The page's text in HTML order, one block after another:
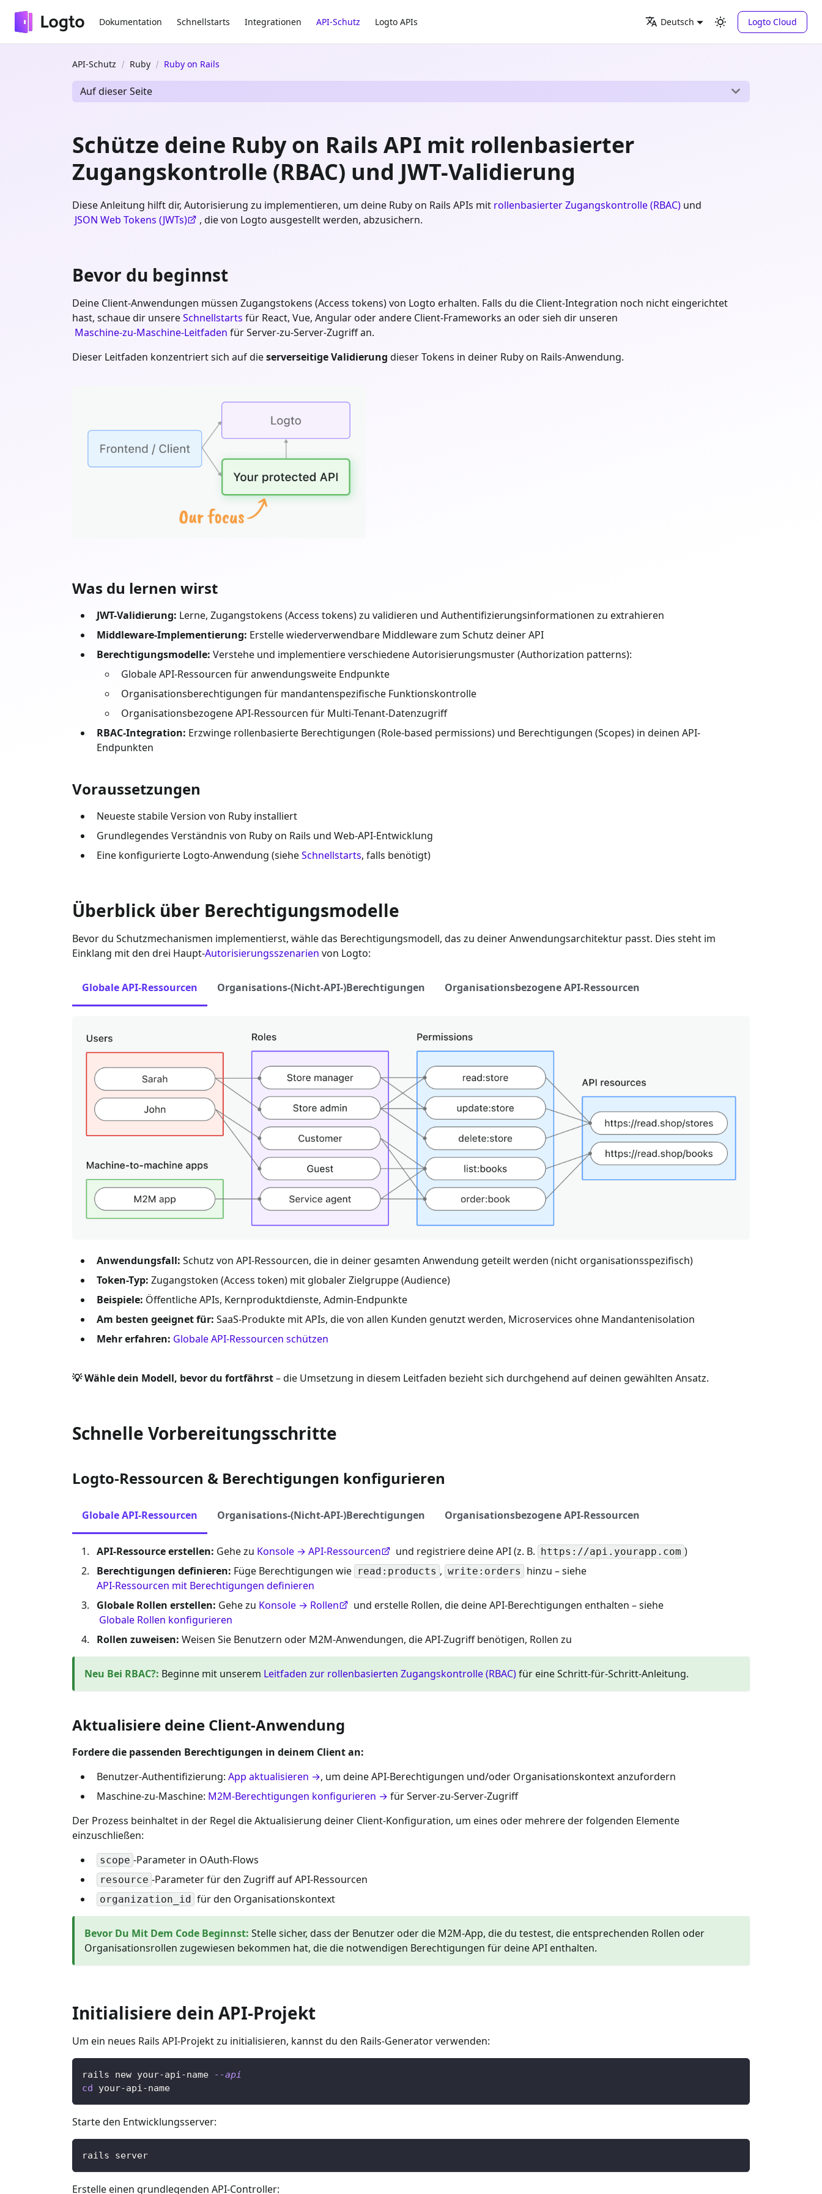
Dokumentation Schnellstarts Integrationen API-Schutz Logto APIs Deutsch Logto Cloud
API-Schutz Ruby Ruby on Rails
Auf dieser Seite
Schütze deine Ruby on Rails API mit rollenbasierter
Zugangskontrolle (RBAC) und JWT-Validierung
Diese Anleitung hilft dir, Autorisierung zu implementieren, um deine Ruby on Rails APIs mit rollenbasierter Zugangskontrolle (RBAC) und
JSON Web Tokens (JWTs)
, die von Logto ausgestellt werden, abzusichern.
Bevor du beginnst
Deine Client-Anwendungen müssen Zugangstokens (Access tokens) von Logto erhalten. Falls du die Client-Integration noch nicht eingerichtet
hast, schaue dir unsereSchnellstarts für React, Vue, Angular oder andere Client-Frameworks an oder sieh dir unseren
Maschine-zu-Maschine-Leitfaden für Server-zu-Server-Zugriff an.
Dieser Leitfaden konzentriert sich auf dieserverseitige Validierung dieser Tokens in deiner Ruby on Rails-Anwendung.
Was du lernen wirst
JWT-Validierung: Lerne, Zugangstokens (Access tokens) zu validieren und Authentifizierungsinformationen zu extrahieren
Middleware-Implementierung: Erstelle wiederverwendbare Middleware zum Schutz deiner API
Berechtigungsmodelle: Verstehe und implementiere verschiedene Autorisierungsmuster (Authorization patterns):
Globale API-Ressourcen für anwendungsweite Endpunkte
Organisationsberechtigungen für mandantenspezifische Funktionskontrolle
Organisationsbezogene API-Ressourcen für Multi-Tenant-Datenzugriff
RBAC-Integration: Erzwinge rollenbasierte Berechtigungen (Role-based permissions) und Berechtigungen (Scopes) in deinen API-
Endpunkten
Voraussetzungen
Neueste stabile Version von Ruby installiert
Grundlegendes Verständnis von Ruby on Rails und Web-API-Entwicklung
Eine konfigurierte Logto-Anwendung (sieheSchnellstarts, falls benötigt)
Überblick über Berechtigungsmodelle
Bevor du Schutzmechanismen implementierst, wähle das Berechtigungsmodell, das zu deiner Anwendungsarchitektur passt. Dies steht im
Einklang mit den drei Haupt-Autorisierungsszenarien von Logto:
Globale API-Ressourcen Organisations-(Nicht-API-)Berechtigungen Organisationsbezogene API-Ressourcen
Anwendungsfall: Schutz von API-Ressourcen, die in deiner gesamten Anwendung geteilt werden (nicht organisationsspezifisch)
Token-Typ: Zugangstoken (Access token) mit globaler Zielgruppe (Audience)
Beispiele: Öffentliche APIs, Kernproduktdienste, Admin-Endpunkte
Am besten geeignet für: SaaS-Produkte mit APIs, die von allen Kunden genutzt werden, Microservices ohne Mandantenisolation
Mehr erfahren: Globale API-Ressourcen schützen
💡 Wähle dein Modell, bevor du fortfährst– die Umsetzung in diesem Leitfaden bezieht sich durchgehend auf deinen gewählten Ansatz.
Schnelle Vorbereitungsschritte
Logto-Ressourcen & Berechtigungen konfigurieren
Globale API-Ressourcen Organisations-(Nicht-API-)Berechtigungen Organisationsbezogene API-Ressourcen
API-Ressource erstellen: Gehe zu Konsole → API-Ressourcen und registriere deine API (z. B. https://api.yourapp.com )
Berechtigungen definieren: Füge Berechtigungen wie read:products , write:orders
hinzu – siehe
API-Ressourcen mit Berechtigungen definieren
Globale Rollen erstellen: Gehe zu Konsole → Rollen
und erstelle Rollen, die deine API-Berechtigungen enthalten – siehe
Globale Rollen konfigurieren
Rollen zuweisen: Weisen Sie Benutzern oder M2M-Anwendungen, die API-Zugriff benötigen, Rollen zu
Neu Bei RBAC?: Beginne mit unserem Leitfaden zur rollenbasierten Zugangskontrolle (RBAC)für eine Schritt-für-Schritt-Anleitung.
Aktualisiere deine Client-Anwendung
Fordere die passenden Berechtigungen in deinem Client an:
Benutzer-Authentifizierung: App aktualisieren →, um deine API-Berechtigungen und/oder Organisationskontext anzufordern
Maschine-zu-Maschine: M2M-Berechtigungen konfigurieren → für Server-zu-Server-Zugriff
Der Prozess beinhaltet in der Regel die Aktualisierung deiner Client-Konfiguration, um eines oder mehrere der folgenden Elemente
einzuschließen:
scope -Parameter in OAuth-Flows
resource -Parameter für den Zugriff auf API-Ressourcen
organization_id für den Organisationskontext
Bevor Du Mit Dem Code Beginnst: Stelle sicher, dass der Benutzer oder die M2M-App, die du testest, die entsprechenden Rollen oder
Organisationsrollen zugewiesen bekommen hat, die die notwendigen Berechtigungen für deine API enthalten.
Initialisiere dein API-Projekt
Um ein neues Rails API-Projekt zu initialisieren, kannst du den Rails-Generator verwenden:
rails new your-api-name
--api
cd your-api-name
Starte den Entwicklungsserver:
rails server
Erstelle einen grundlegenden API-Controller: